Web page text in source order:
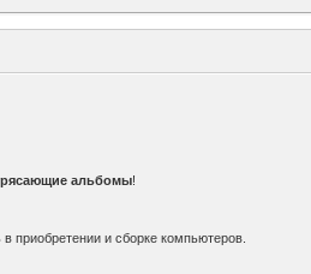
альбомы!
приобретении и сборке компьютеров.